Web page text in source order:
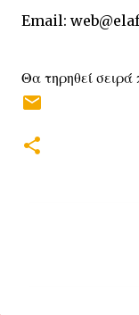
Email:
Θα τηρηθεί σειρά